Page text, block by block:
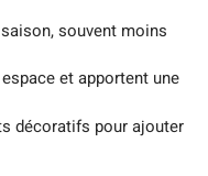
souvent moins
et apportent une
décoratifs pour ajouter